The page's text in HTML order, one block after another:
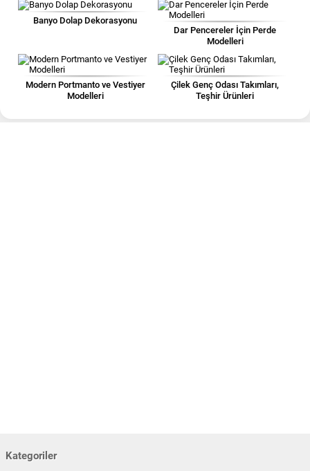
Banyo Dolap Dekorasyonu
Dar Pencereler İçin Perde
Modelleri
Modern Portmanto ve Vestiyer
Modelleri
Çilek Genç Odası Takımları,
Teşhir Ürünleri
Kategoriler